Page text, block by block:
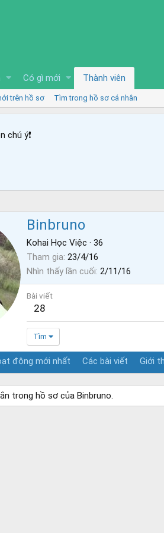
Có gì mới Thành viên
trên hồ sơ Tìm trong hồ sơ cá nhân
chú ý❗️
Binbruno
Kohai Học Việc · 36
Tham gia 23/4/16
Nhìn thấy lần cuối 2/11/16
Bài viết
28
Tìm
động mới nhất Các bài viết Giới
trong hồ sơ của Binbruno.